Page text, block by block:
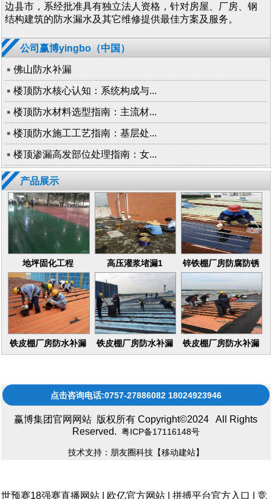
边县市，系经批准具有独立法人资格，针对房屋、厂房、钢
结构建筑的防水漏水及其它维修提供最佳方案及服务。
公司赢博yingbo（中国）
佛山防水补漏
楼顶防水核心认知：系统构成与...
楼顶防水材料选型指南：主流材...
楼顶防水施工工艺指南：基层处...
楼顶渗漏高发部位处理指南：女...
产品展示
地坪固化工程 高压灌浆堵漏1
锌铁棚厂房防腐防锈
16
铁皮棚厂房防水补漏
铁皮棚厂房防水补漏
铁皮棚厂房防水补漏
点击咨询电话:0757-27886082 18024923946
赢博集团官网网站 版权所有 Copyright©2024 All Rights
Reserved. 粤ICP备17116148号
技术支持：朋友圈科技【移动建站】
世预赛18强赛直播网站 欧亿官方网站 |拼搏平台官方入口 |竞